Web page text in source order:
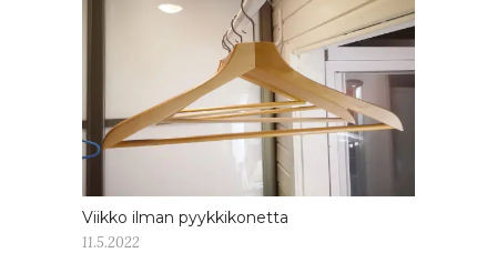
Viikko ilman pyykkikonetta
11.5.2022